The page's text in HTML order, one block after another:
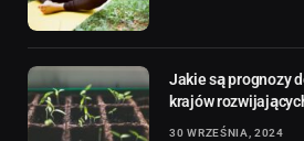
Jakie są prognozy
krajów
30 WRZEŚNIA, 2024